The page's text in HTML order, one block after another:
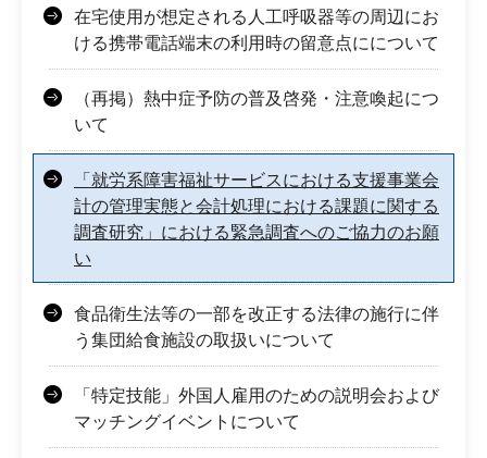
在宅使用が想定される人工呼吸器等の周辺にお
ける携帯電話端末の利用時の留意点にについて
（再掲）熱中症予防の普及啓発・注意喚起につ
いて
「就労系障害福祉サービスにおける支援事業会
計の管理実態と会計処理における課題に関する
調査研究」における緊急調査へのご協力のお願
い
食品衛生法等の一部を改正する法律の施行に伴
う集団給食施設の取扱いについて
「特定技能」外国人雇用のための説明会および
マッチングイベントについて